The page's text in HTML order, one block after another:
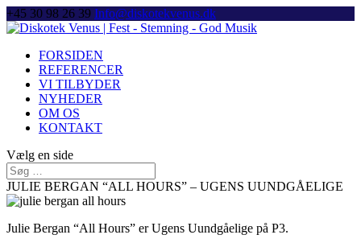
+45 30 98 26 39 Info@diskotekvenus.dk
FORSIDEN
REFERENCER
VI TILBYDER
NYHEDER
OM OS
KONTAKT
Vælg en side
JULIE BERGAN “ALL HOURS” – UGENS UUNDGÅELIGE
Julie Bergan “All Hours” er Ugens Uundgåelige på P3.